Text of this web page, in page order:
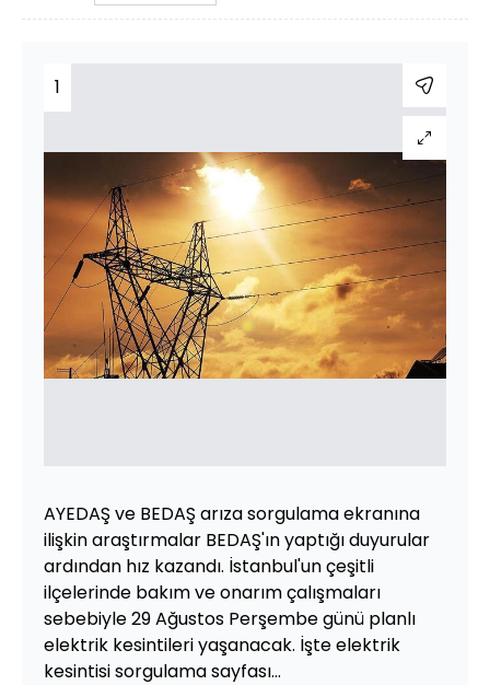
1
AYEDAŞ ve BEDAŞ arıza sorgulama ekranına
ilişkin araştırmalar BEDAŞ'ın yaptığı duyurular
ardından hız kazandı. İstanbul'un çeşitli
ilçelerinde bakım ve onarım çalışmaları
sebebiyle 29 Ağustos Perşembe günü planlı
elektrik kesintileri yaşanacak. İşte elektrik
kesintisi sorgulama sayfası...